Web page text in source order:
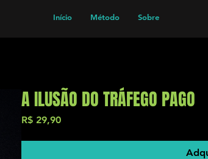
Início Método Sobre
A ILUSÃO DO TRÁFEGO PAGO
R$ 29,90Preço